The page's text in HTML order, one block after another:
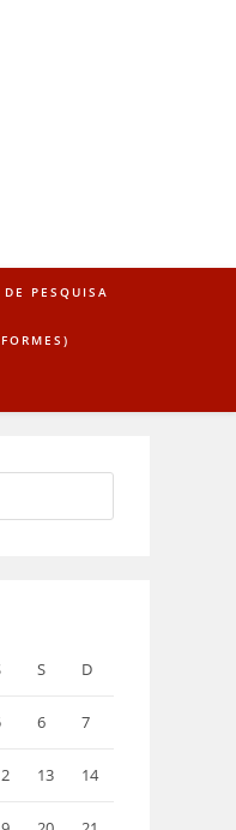
DE PESQUISA
S D
6 7
13 14